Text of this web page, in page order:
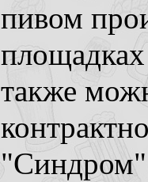
пивом
также
"Синдром"